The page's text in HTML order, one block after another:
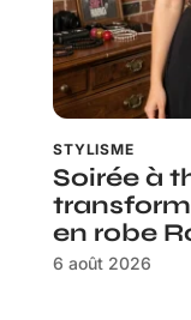
STYLISME
Soirée à
en robe
6 août 2026